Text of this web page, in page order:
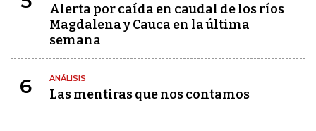
Alerta por caída en caudal de los ríos
Magdalena y Cauca en la última
semana
6 ANÁLISIS
Las mentiras que nos contamos